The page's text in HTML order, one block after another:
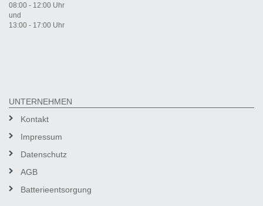
08:00 - 12:00 Uhr
und
13:00 - 17:00 Uhr
UNTERNEHMEN
Kontakt
Impressum
Datenschutz
AGB
Batterieentsorgung